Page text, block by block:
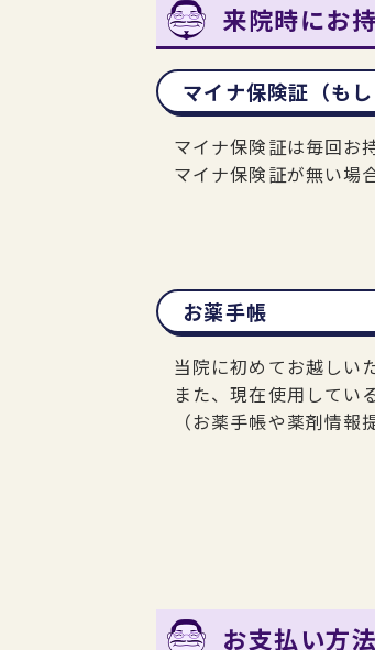
来院時にお
マイナ保険証（もし
マイナ保険証は毎回お
マイナ保険証が無い場
お薬手帳
当院に初めてお越しい
また、現在使用してい
（お薬手帳や薬剤情報
お支払い方